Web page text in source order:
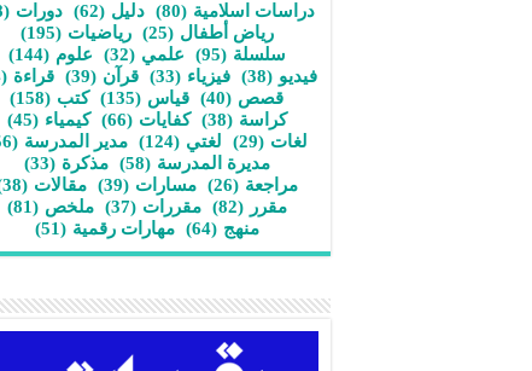
دراسات اسلامية (80) دليل (62) دورات (28)
رياض أطفال (25) رياضيات (195)
سلسلة (95) علمي (32) علوم (144)
فيديو (38) فيزياء (33) قرآن (39) قراءة (34)
قصص (40) قياس (135) كتب (158)
كراسة (38) كفايات (66) كيمياء (45)
لغات (29) لغتي (124) مدير المدرسة (56)
مديرة المدرسة (58) مذكرة (33)
مراجعة (26) مسارات (39) مقالات (38)
مقرر (82) مقررات (37) ملخص (81)
منهج (64) مهارات رقمية (51)